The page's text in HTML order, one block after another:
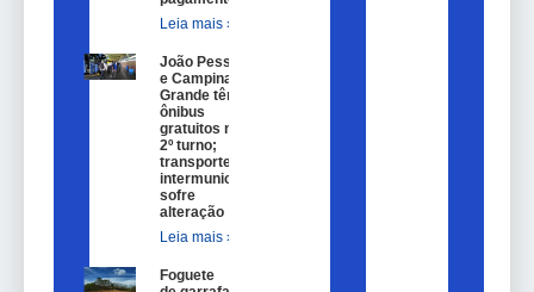
Leia mais »
João Pessoa
e Campina
Grande têm
ônibus
gratuitos no
2º turno;
transporte
intermunicipal
sofre
alteração
Leia mais »
Foguete